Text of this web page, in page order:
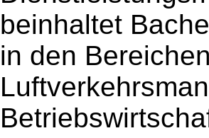
beinhaltet
in den